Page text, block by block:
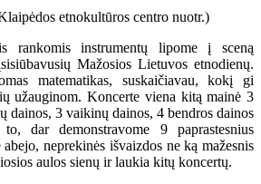
rankomis instrumentų lipome į sceną
Mažosios Lietuvos etnodienų.
matematikas, suskaičiavau, kokį gi
užauginom. Koncerte viena kitą mainė 3
dainos, 3 vaikinų dainos, 4 bendros dainos
dar demonstravome 9 paprastesnius
neprekinės išvaizdos ne ką mažesnis
aulos sienų ir laukia kitų koncertų.